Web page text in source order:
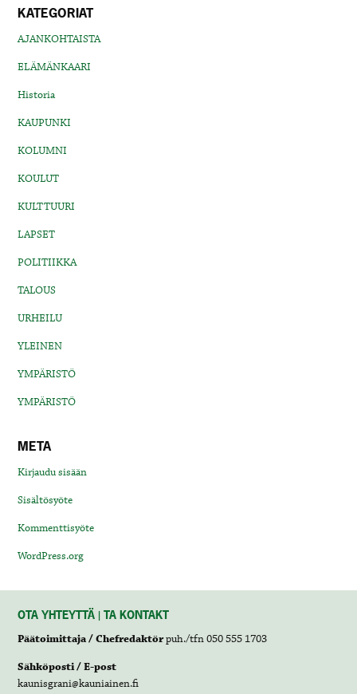
KATEGORIAT
AJANKOHTAISTA
ELÄMÄNKAARI
Historia
KAUPUNKI
KOLUMNI
KOULUT
KULTTUURI
LAPSET
POLITIIKKA
TALOUS
URHEILU
YLEINEN
YMPÄRISTÖ
YMPÄRISTÖ
META
Kirjaudu sisään
Sisältösyöte
Kommenttisyöte
WordPress.org
OTA YHTEYTTÄ | TA KONTAKT
Päätoimittaja / Chefredaktörpuh./tfn 050 555 1703
Sähköposti / E-post
kaunisgrani@kauniainen.fi